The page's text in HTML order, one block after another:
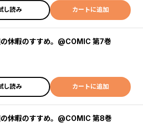
し読み カートに追加
休暇のすすめ。@COMIC 第7巻
し読み カートに追加
休暇のすすめ。@COMIC 第8巻